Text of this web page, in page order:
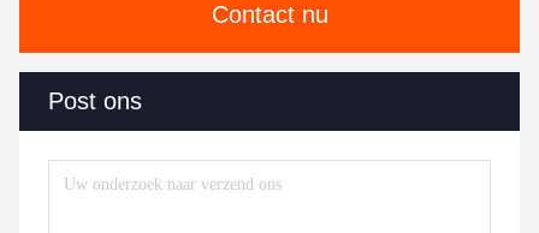
Contact nu
Post ons